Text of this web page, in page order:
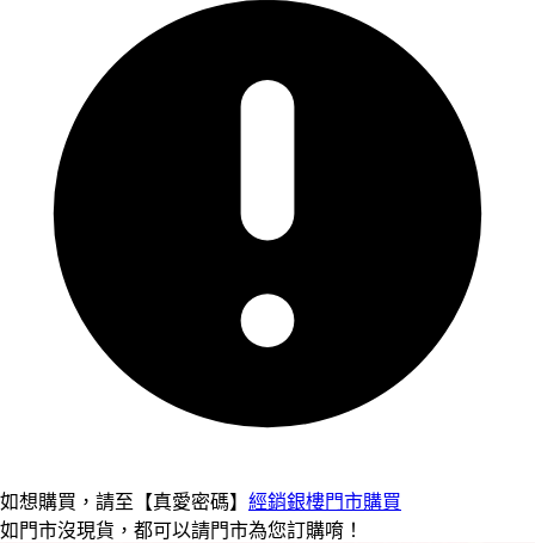
如想購買，請至【真愛密碼】 經銷銀樓門市購買
如門市沒現貨，都可以請門市為您訂購唷！